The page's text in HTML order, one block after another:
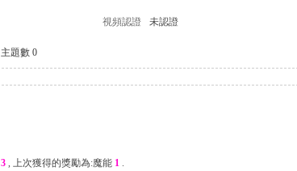
視頻認證 未認證
主題數 0
3 , 上次獲得的獎勵為:魔能 1 .